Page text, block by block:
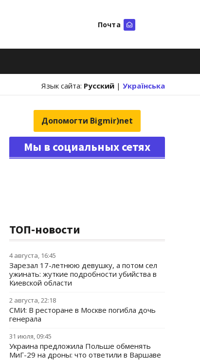
Почта
Язык сайта: Русский | Українська
Допомогти Bigmir)net
Мы в социальных сетях
ТОП-новости
4 августа, 16:45
Зарезал 17-летнюю девушку, а потом сел
ужинать: жуткие подробности убийства в
Киевской области
2 августа, 22:18
СМИ: В ресторане в Москве погибла дочь
генерала
31 июля, 09:45
Украина предложила Польше обменять
МиГ-29 на дроны: что ответили в Варшаве